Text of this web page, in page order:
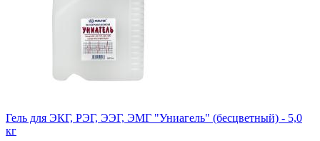
Гель для ЭКГ, РЭГ, ЭЭГ, ЭМГ "Униагель" (бесцветный) - 5,0
кг